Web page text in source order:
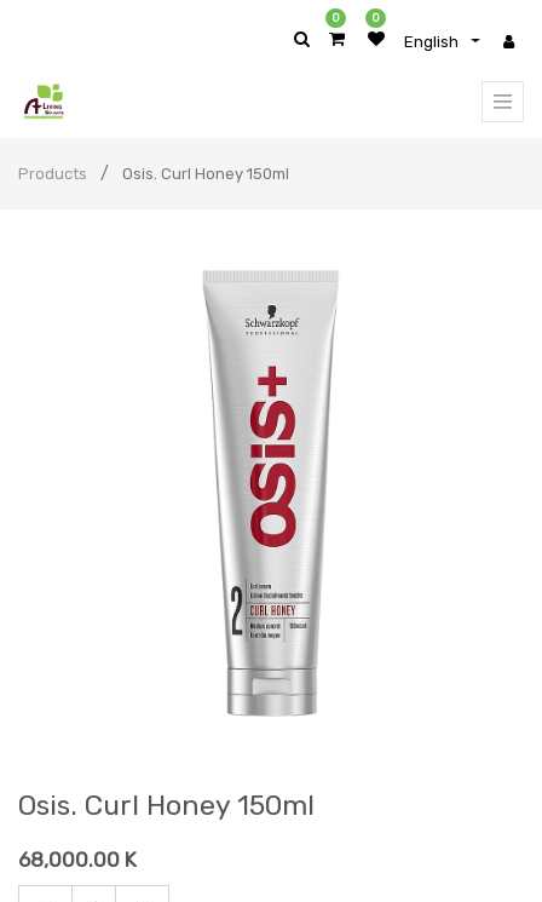
English
0 0
Products Osis. Curl Honey 150ml
Osis. Curl Honey 150ml
68,000.00 K